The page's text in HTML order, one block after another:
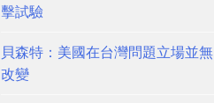
擊試驗
貝森特：美國在台灣問題立場並無
改變